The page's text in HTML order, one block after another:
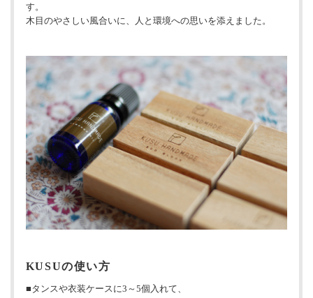
す。
木目のやさしい風合いに、人と環境への思いを添えました。
KUSUの使い方
■タンスや衣装ケースに3～5個入れて、